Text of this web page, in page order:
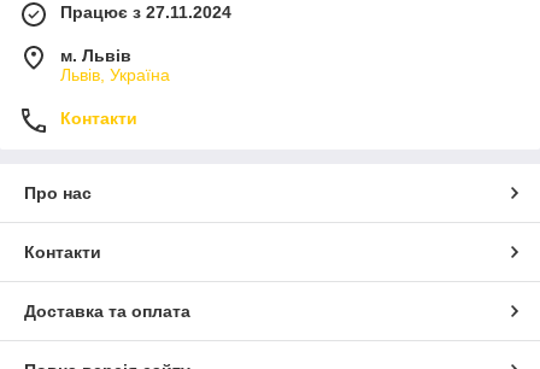
Працює з 27.11.2024
м. Львів
Львів, Україна
Контакти
Про нас
Контакти
Доставка та оплата